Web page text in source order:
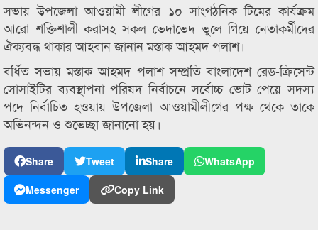
সভায় উপজেলা আওয়ামী লীগের ১০ সাংগঠনিক টিমের কার্যক্রম
আরো শক্তিশালী করাসহ সকল ভেদাভেদ ভুলে গিয়ে নেতাকর্মীদের
ঐক্যবদ্ধ থাকার আহবান জানান মস্তাক আহমদ পলাশ।
বর্ধিত সভায় মস্তাক আহমদ পলাশ সম্প্রতি বাংলাদেশ রেড-ক্রিসেন্ট
সোসাইটির ব্যবস্থাপনা পরিষদ নির্বাচনে সর্বোচ্চ ভোট পেয়ে সদস্য
পদে নির্বাচিত হওয়ায় উপজেলা আওয়ামীলীগের পক্ষ থেকে তাকে
অভিনন্দন ও শুভেচ্ছা জানানো হয়।
Share Tweet Share
WhatsApp
Messenger
Copy Link